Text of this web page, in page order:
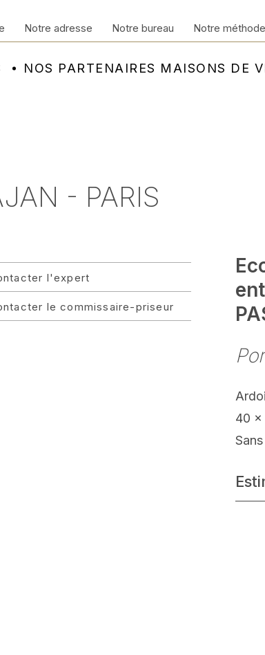
NOS PARTENAIRES MAISONS DE
Notre adresse Notre bureau Notre méthode
- PARIS
l'expert
le commissaire-priseur
40 x